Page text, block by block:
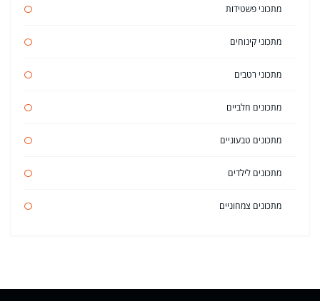
מתכוני פשטידות
מתכוני קינוחים
מתכוני רטבים
מתכונים חלביים
מתכונים טבעוניים
מתכונים לילדים
מתכונים צמחוניים